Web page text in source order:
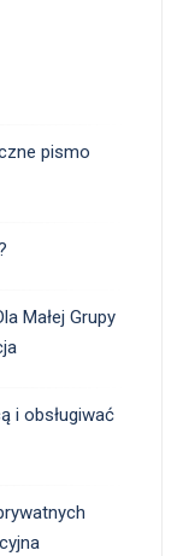
pismo
Małej Grupy
i obsługiwać